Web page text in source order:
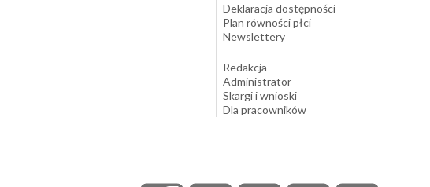
Deklaracja dostępności
Plan równości płci
Newslettery
Redakcja
Administrator
Skargi i wnioski
Dla pracowników